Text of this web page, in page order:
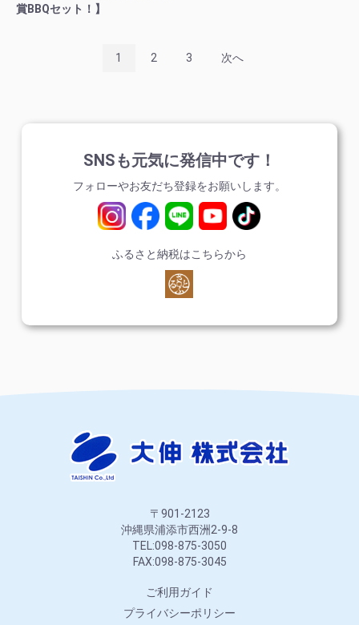
賞BBQセット！】
1 2 3 次へ
SNSも元気に発信中です！
フォローやお友だち登録をお願いします。
ふるさと納税はこちらから
〒901-2123
沖縄県浦添市西洲2-9-8
TEL:098-875-3050
FAX:098-875-3045
ご利用ガイド
プライバシーポリシー